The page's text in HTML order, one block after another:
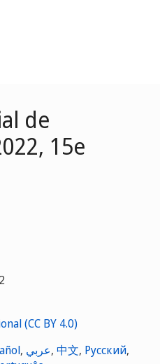
de
15e
, عربي, 中文, Русский,